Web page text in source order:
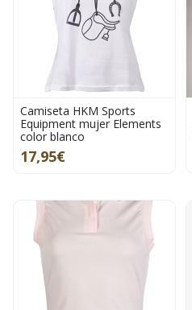
Camiseta HKM Sports
Equipment mujer Elements
color blanco
17,95€